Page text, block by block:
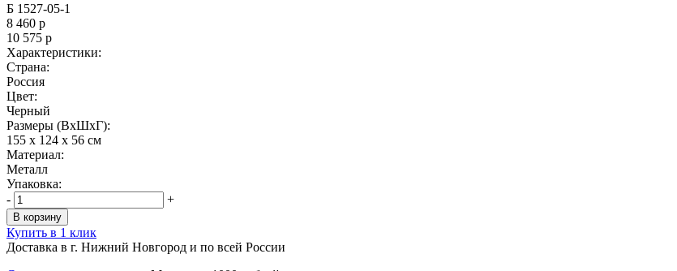
Б 1527-05-1
8 460 р
10 575 р
Характеристики:
Страна:
Россия
Цвет:
Черный
Размеры (ВxШxГ):
155 x 124 x 56 см
Материал:
Металл
Упаковка:
-
+
В корзину
Купить в 1 клик
Доставка в г. Нижний Новгород и по всей России